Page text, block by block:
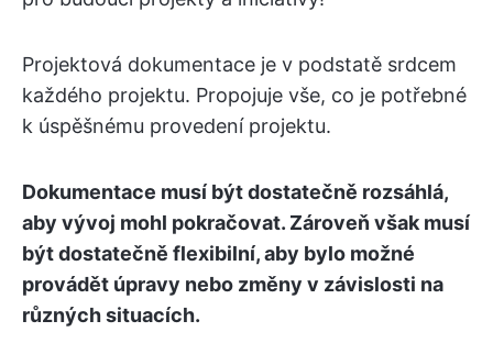
Projektová dokumentace je v podstatě srdcem
každého projektu. Propojuje vše, co je potřebné
k úspěšnému provedení projektu.
Dokumentace musí být dostatečně rozsáhlá,
aby vývoj mohl pokračovat. Zároveň však musí
být dostatečně flexibilní, aby bylo možné
provádět úpravy nebo změny v závislosti na
různých situacích.